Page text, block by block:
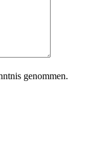
genommen.